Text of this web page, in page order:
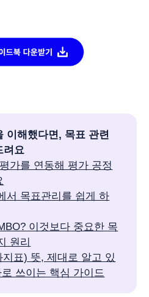
이해했다면, 목표 관련
려요
가를 연동해 평가 공정
서 목표관리를 쉽게 하
이것보다 중요한 목
원리
지표) 뜻, 제대로 알고 있
쓰이는 핵심 가이드